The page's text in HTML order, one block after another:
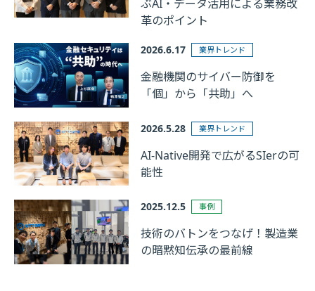
ぶAI・データ活用による業務改
革のポイント
2026.6.17 業界トレンド
金融機関のサイバー防御を
「個」から「共助」へ
2026.5.28 業界トレンド
AI-Native開発で広がるSIerの可
能性
2025.12.5 事例
技術のバトンをつなげ！製造業
の暗黙知伝承の最前線